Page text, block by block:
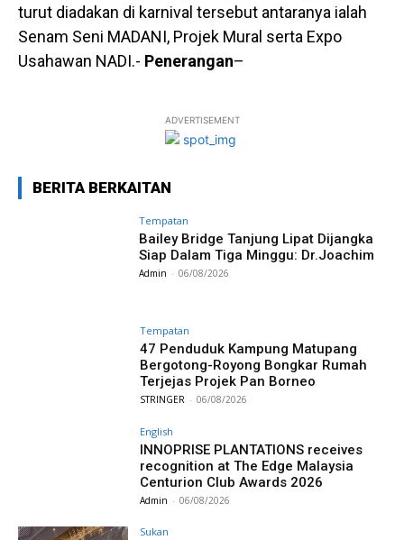
turut diadakan di karnival tersebut antaranya ialah
Senam Seni MADANI, Projek Mural serta Expo
Usahawan NADI.- Penerangan–
ADVERTISEMENT
BERITA BERKAITAN
Tempatan
Bailey Bridge Tanjung Lipat Dijangka
Siap Dalam Tiga Minggu: Dr.Joachim
Admin - 06/08/2026
Tempatan
47 Penduduk Kampung Matupang
Bergotong-Royong Bongkar Rumah
Terjejas Projek Pan Borneo
STRINGER - 06/08/2026
English
INNOPRISE PLANTATIONS receives
recognition at The Edge Malaysia
Centurion Club Awards 2026
Admin - 06/08/2026
Sukan